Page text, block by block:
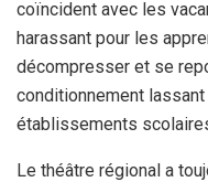
coïncident avec les
harassant pour les
décompresser et se
conditionnement
établissements
Le théâtre régional a